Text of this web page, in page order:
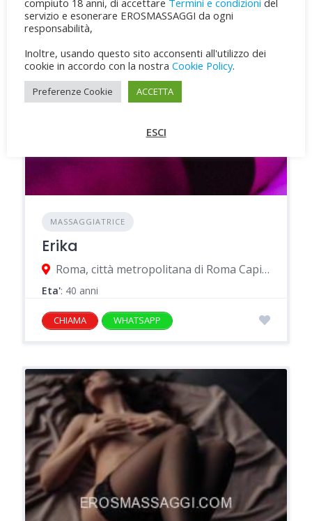
MASSAGGIATRICE
Erika
Roma, città metropolitana di Roma Capitale, Italia
Eta': 40 anni
CHIAMA WHATSAPP
compiuto 18 anni, di accettare Termini e condizioni del
servizio e esonerare EROSMASSAGGI da ogni
responsabilità,
Inoltre, usando questo sito acconsenti all'utilizzo dei
cookie in accordo con la nostra Cookie Policy.
Preferenze Cookie ACCETTA
ESCI